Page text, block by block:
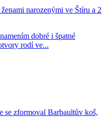
narozenými ve Štíru a 2
dobré i špatné
rodí ve...
se zformoval Barbaultův koš,